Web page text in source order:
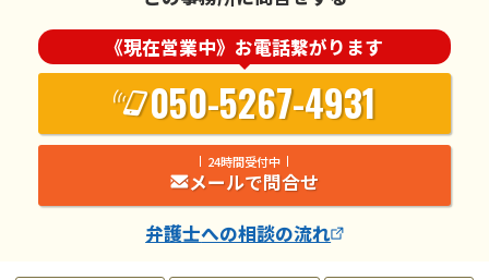
《現在営業中》お電話繋がります
050-5267-4931
24時間受付中
メールで問合せ
弁護士への相談の流れ